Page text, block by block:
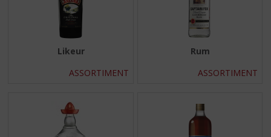
Likeur
ASSORTIMENT
Rum
ASSORTIMENT